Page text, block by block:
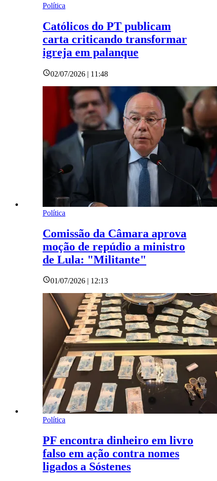
Política
Católicos do PT publicam
carta criticando transformar
igreja em palanque
02/07/2026 | 11:48
Política
Comissão da Câmara aprova
moção de repúdio a ministro
de Lula: "Militante"
01/07/2026 | 12:13
Política
PF encontra dinheiro em livro
falso em ação contra nomes
ligados a Sóstenes